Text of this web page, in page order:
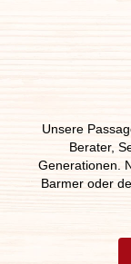
Unsere
Berater,
Generationen.
Barmer oder